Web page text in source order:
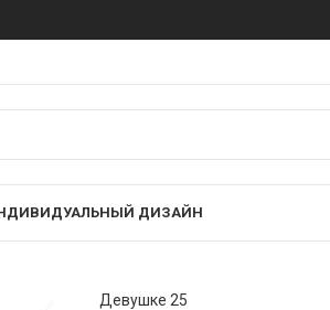
ДИЗАЙН
Девушке 25